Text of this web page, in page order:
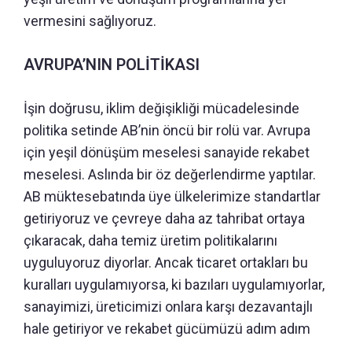
vermesini sağlıyoruz.
AVRUPA’NIN POLİTİKASI
İşin doğrusu, iklim değişikliği mücadelesinde
politika setinde AB’nin öncü bir rolü var. Avrupa
için yeşil dönüşüm meselesi sanayide rekabet
meselesi. Aslında bir öz değerlendirme yaptılar.
AB müktesebatında üye ülkelerimize standartlar
getiriyoruz ve çevreye daha az tahribat ortaya
çıkaracak, daha temiz üretim politikalarını
uyguluyoruz diyorlar. Ancak ticaret ortakları bu
kuralları uygulamıyorsa, ki bazıları uygulamıyorlar,
sanayimizi, üreticimizi onlara karşı dezavantajlı
hale getiriyor ve rekabet gücümüzü adım adım